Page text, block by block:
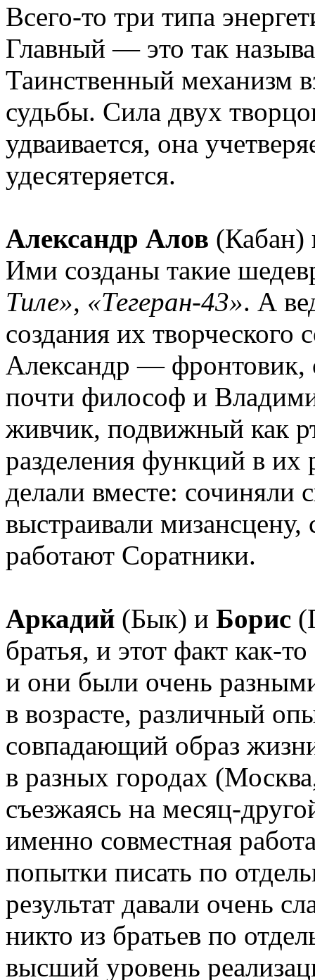
Всего-то три типа
Главный — это так
Таинственный механизм
судьбы. Сила двух
удваивается, она
удесятеряется.
Александр Алов
Ими созданы такие
Тиле», «Тегеран-43». А
создания их
Александр — фронтовик,
почти философ и
живчик, подвижный как
разделения функций в их
делали вместе: сочиняли
выстраивали
работают Соратники.
Аркадий (Бык) и Борис
братья, и этот факт как-
и они были очень
в возрасте, различный
совпадающий образ
в разных городах
съезжаясь на месяц-
именно совместная
попытки писать по
результат давали очень
никто из братьев по
высший уровень